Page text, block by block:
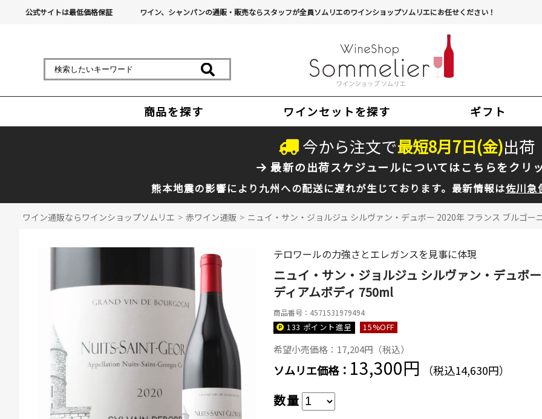
公式サイトは最低価格保証 ワイン、シャンパンの通販・販売ならスタッフが全員ソムリエのワインショップソムリエにお任せください！
商品を探す ワインセットを探す ギフト
今から注文で最短8月7日(金)出荷
最新の出荷スケジュールについてはこちらをクリ
熊本地震の影響により九州への配送に遅れが生じております。最新情報は佐川急
ワイン通販ならワインショップソムリエ > 赤ワイン通販 > ニュイ・サン・ジョルジュ シルヴァン・デュボー 2020年 フランス ブルゴー
テロワールの力強さとエレガンスを見事に体現
ニュイ・サン・ジョルジュ シルヴァン・デュボ
ディアムボディ 750ml
商品番号：4571531979494
133 ポイント進呈 15%OFF
希望小売価格：17,204円（税込）
ソムリエ価格： 13,300円 （税込14,630円）
数量